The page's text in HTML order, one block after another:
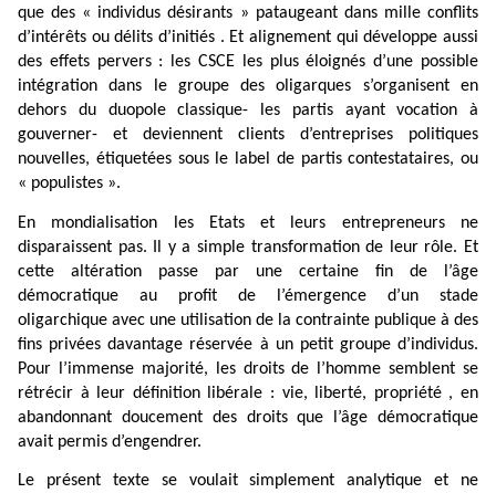
que des « individus désirants » pataugeant dans mille conflits
d’intérêts ou délits d’initiés . Et alignement qui développe aussi
des effets pervers : les CSCE les plus éloignés d’une possible
intégration dans le groupe des oligarques s’organisent en
dehors du duopole classique- les partis ayant vocation à
gouverner- et deviennent clients d’entreprises politiques
nouvelles, étiquetées sous le label de partis contestataires, ou
« populistes ».
En mondialisation les Etats et leurs entrepreneurs ne
disparaissent pas. Il y a simple transformation de leur rôle. Et
cette altération passe par une certaine fin de l’âge
démocratique au profit de l’émergence d’un stade
oligarchique avec une utilisation de la contrainte publique à des
fins privées davantage réservée à un petit groupe d’individus.
Pour l’immense majorité, les droits de l’homme semblent se
rétrécir à leur définition libérale : vie, liberté, propriété , en
abandonnant doucement des droits que l’âge démocratique
avait permis d’engendrer.
Le présent texte se voulait simplement analytique et ne